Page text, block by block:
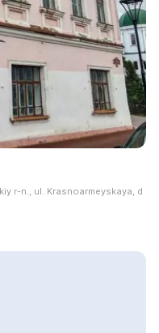
r-n., ul. Krasnoarmeyskaya, d